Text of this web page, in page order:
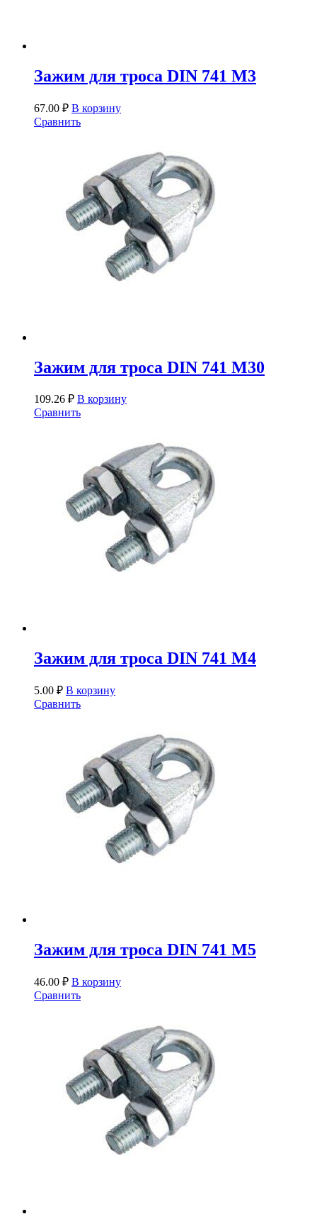
Зажим для троса DIN 741 М3
67.00 ₽ В корзину
Сравнить
Зажим для троса DIN 741 М30
109.26 ₽ В корзину
Сравнить
Зажим для троса DIN 741 М4
5.00 ₽ В корзину
Сравнить
Зажим для троса DIN 741 М5
46.00 ₽ В корзину
Сравнить